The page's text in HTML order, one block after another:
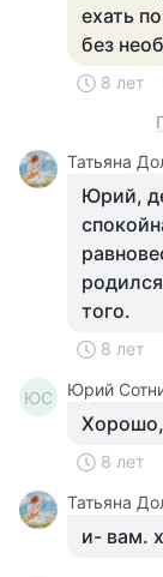
ехать
без
8 лет
Татьяна
Юрий,
того.
8 лет
ЮС Юрий
Хорошо,
8 лет
Татьяна
и- вам.